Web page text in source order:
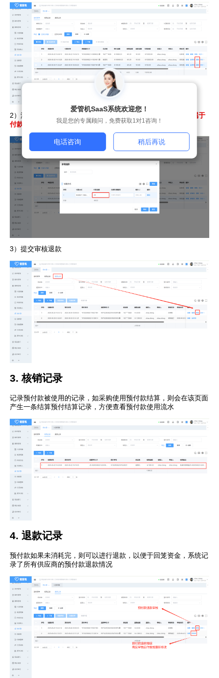
2）添加付款方式，
因为预付款属于付款项，所以预付款退款属于
付款，记录为给供应商付负数额度
3）提交审核退款
3. 核销记录
记录预付款被使用的记录，如采购使用预付款结算，则会在该页面
产生一条结算预付结算记录，方便查看预付款使用流水
4. 退款记录
预付款如果未消耗完，则可以进行退款，以便于回笼资金，系统记
录了所有供应商的预付款退款情况
爱管机SaaS系统欢迎您！
我是您的专属顾问，免费获取1对1咨询！
电话咨询 稍后再说